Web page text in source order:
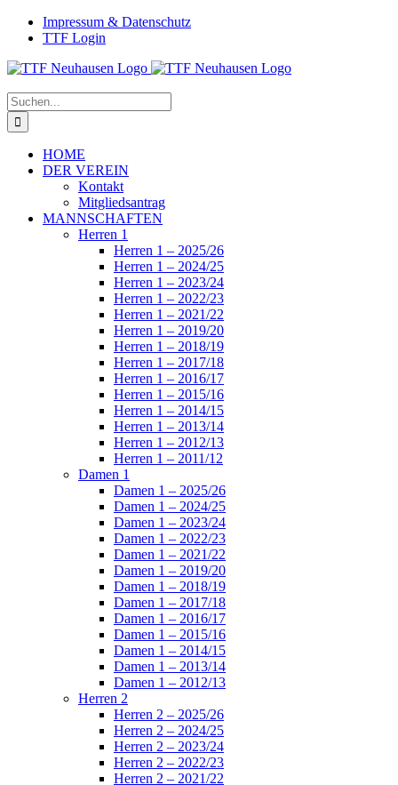
Zum
Inhalt
Facebook
InstagramImpressum & Datenschutz
TTF Login
Suche
nach:
HOME
DER VEREIN
Kontakt
Mitgliedsantrag
MANNSCHAFTEN
Herren 1
Herren 1 – 2025/26
Herren 1 – 2024/25
Herren 1 – 2023/24
Herren 1 – 2022/23
Herren 1 – 2021/22
Herren 1 – 2019/20
Herren 1 – 2018/19
Herren 1 – 2017/18
Herren 1 – 2016/17
Herren 1 – 2015/16
Herren 1 – 2014/15
Herren 1 – 2013/14
Herren 1 – 2012/13
Herren 1 – 2011/12
Damen 1
Damen 1 – 2025/26
Damen 1 – 2024/25
Damen 1 – 2023/24
Damen 1 – 2022/23
Damen 1 – 2021/22
Damen 1 – 2019/20
Damen 1 – 2018/19
Damen 1 – 2017/18
Damen 1 – 2016/17
Damen 1 – 2015/16
Damen 1 – 2014/15
Damen 1 – 2013/14
Damen 1 – 2012/13
Herren 2
Herren 2 – 2025/26
Herren 2 – 2024/25
Herren 2 – 2023/24
Herren 2 – 2022/23
Herren 2 – 2021/22